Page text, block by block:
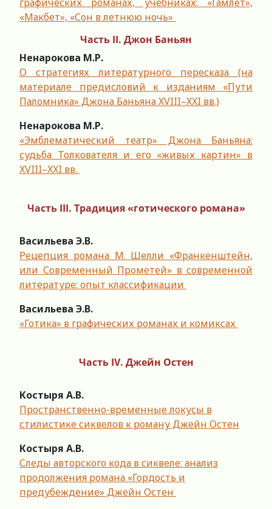
«Макбет», «Сон в летнюю ночь»
Часть II. Джон Баньян
Ненарокова М.Р.
О стратегиях литературного пересказа (на
материале предисловий к изданиям «Пути
Паломника» Джона Баньяна XVIII–XXI вв.)
Ненарокова М.Р.
«Эмблематический театр» Джона Баньяна:
судьба Толкователя и его «живых картин» в
XVIII–XXI вв.
Часть III. Традиция «готического романа»
Васильева Э.В.
Рецепция романа М. Шелли «Франкенштейн,
или Современный Прометей» в современной
литературе: опыт классификации
Васильева Э.В.
«Готика» в графических романах и комиксах
Часть IV. Джейн Остен
Костыря А.В.
Пространственно-временные локусы в
стилистике сиквелов к роману Джейн Остен
Костыря А.В.
Следы авторского кода в сиквеле: анализ
продолжения романа «Гордость и
предубеждение» Джейн Остен